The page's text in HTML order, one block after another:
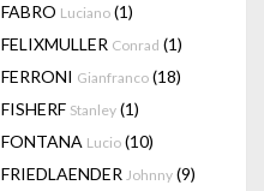
FABRO Luciano (1)
FELIXMULLER Conrad (1)
FERRONI Gianfranco (18)
FISHERF Stanley (1)
FONTANA Lucio (10)
FRIEDLAENDER Johnny (9)